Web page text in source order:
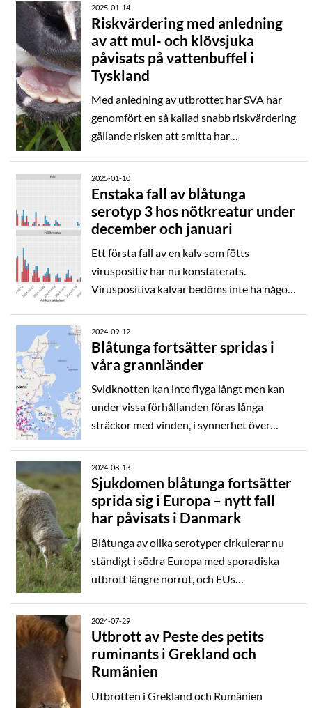
antikroppar mot blåtunga.
besättning som nyligen, på laglig väg,
importerat djur från Rumänien.
2025-01-14
Riskvärdering med anledning
av att mul- och klövsjuka
påvisats på vattenbuffel i
Tyskland
Med anledning av utbrottet har SVA har
genomfört en så kallad snabb riskvärdering
gällande risken att smitta har
virusets egenskaper och epidemiologi och
om smittläget i det aktuella utbrottet, även
importer av djur och andra möjliga
2025-01-10
Enstaka fall av blåtunga
serotyp 3 hos nötkreatur under
december och januari
Ett första fall av en kalv som fötts
viruspositiv har nu konstaterats.
Viruspositiva kalvar bedöms inte ha någon
inblåsande, infekterade svidknott kommer
vara det som har störst påverkan på
är okänt gällande infektionsdynamiken för
BTV 3 då sjukdomen är ny både för Sverige
2024-09-12
Blåtunga fortsätter spridas i
våra grannländer
Svidknotten kan inte flyga långt men kan
under vissa förhållanden föras långa
sträckor med vinden, i synnerhet över
till södra/sydvästra Sverige.
2024-08-13
Sjukdomen blåtunga fortsätter
sprida sig i Europa – nytt fall
har påvisats i Danmark
Blåtunga av olika serotyper cirkulerar nu
ständigt i södra Europa med sporadiska
utbrott längre norrut, och EUs
medlemsstaterna bekämpar sjukdomen. I
de flesta av de länder som nu drabbats har
staten därför i princip släppt ansvaret för
sjukdomen och man strävar inte efter
2024-07-29
Utbrott av Peste des petits
ruminants i Grekland och
Rumänien
Utbrotten i Grekland och Rumänien